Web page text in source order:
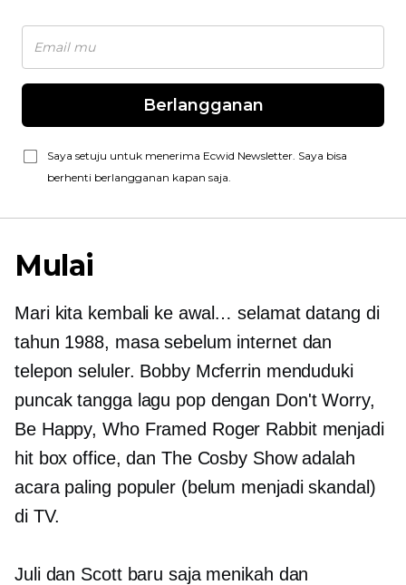
Berlangganan
Saya setuju untuk menerima Ecwid Newsletter. Saya bisa
berhenti berlangganan kapan saja.
Mulai
Mari kita kembali ke awal… selamat datang di
tahun 1988, masa sebelum internet dan
telepon seluler. Bobby Mcferrin menduduki
puncak tangga lagu pop dengan Don't Worry,
Be Happy, Who Framed Roger Rabbit menjadi
hit box office, dan The Cosby Show adalah
acara paling populer (belum menjadi skandal)
di TV.
Juli dan Scott baru saja menikah dan